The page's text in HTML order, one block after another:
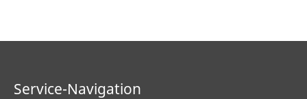
Service-Navigation